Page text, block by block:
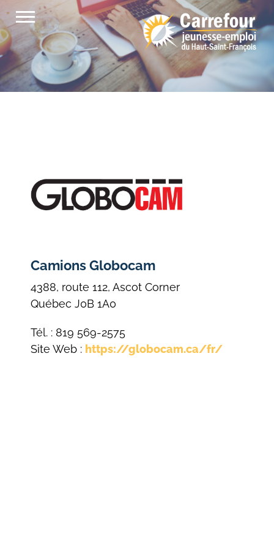
Passer
au
contenu
Camions Globocam
4388, route 112, Ascot Corner
Québec J0B 1A0
Tél. : 819 569-2575
Site Web : https://globocam.ca/fr/